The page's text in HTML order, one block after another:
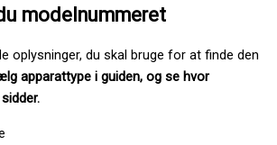
modelnummeret
oplysninger, du skal bruge for at finde den
apparattype i guiden, og se hvor